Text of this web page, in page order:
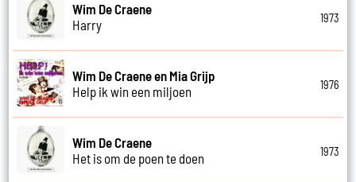
Wim De Craene
Harry
1973
Wim De Craene en Mia Grijp
Help ik win een miljoen
1976
Wim De Craene
Het is om de poen te doen
1973